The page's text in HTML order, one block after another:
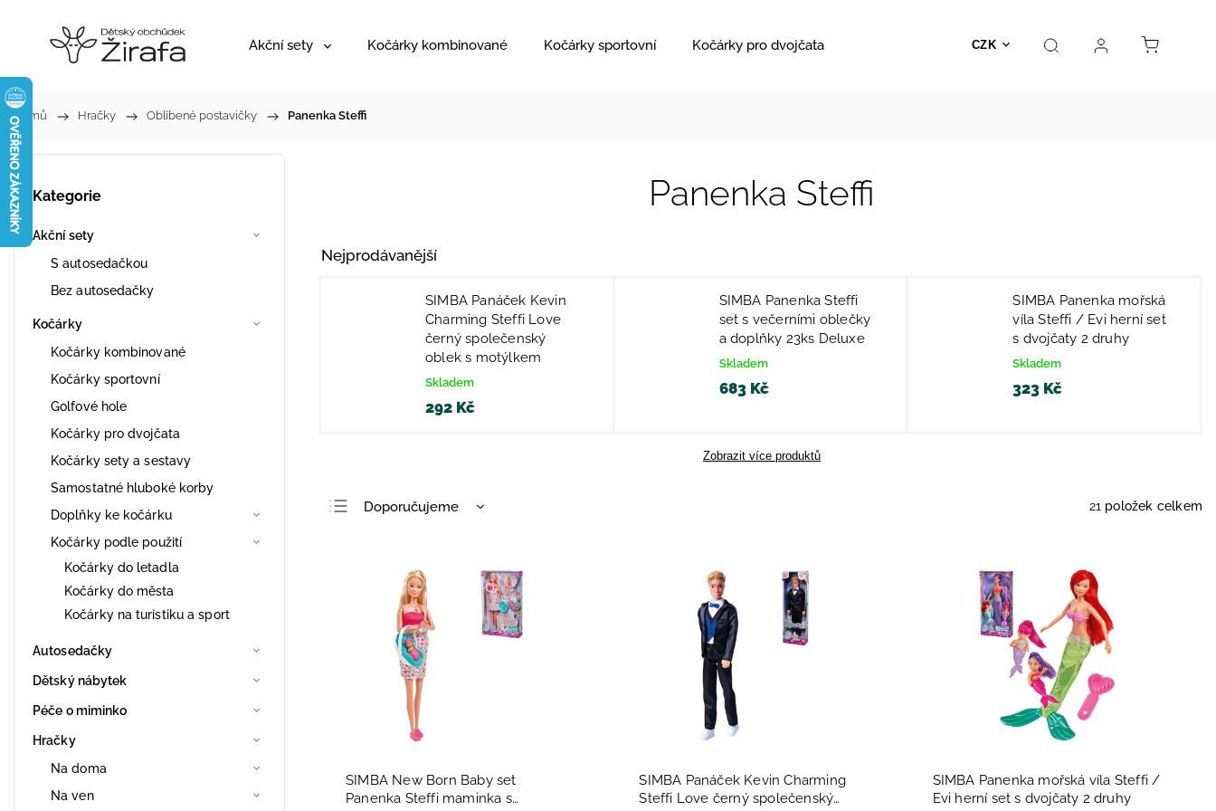
CZK
Akční sety Kočárky kombinované Kočárky sportovní Kočárky pro dvojčata Hračky Prodejna Kontakt
Domů / Hračky / Oblíbené postavičky / Panenka Steffi
Kategorie
Akční sety
S autosedačkou
Bez autosedačky
Kočárky
Kočárky kombinované
Kočárky sportovní
Golfové hole
Kočárky pro dvojčata
Kočárky sety a sestavy
Samostatné hluboké korby
Doplňky ke kočárku
Kočárky podle použití
Kočárky do letadla
Kočárky do města
Kočárky na turistiku a sport
Autosedačky
Dětský nábytek
Péče o miminko
Hračky
Na doma
Na ven
Panenka Steffi
Nejprodávanější
SIMBA Panáček Kevin
Charming Steffi Love
černý společenský
oblek s motýlkem
Skladem
292 Kč
SIMBA Panenka Steffi
set s večerními oblečky
a doplňky 23ks Deluxe
Skladem
683 Kč
SIMBA Panenka mořská
víla Steffi / Evi herní set
s dvojčaty 2 druhy
Skladem
323 Kč
Zobrazit více produktů
Doporučujeme
Nejprodávanější
Abecedně
21 položek celkem
SIMBA New Born Baby set
Panenka Steffi maminka s
SIMBA Panáček Kevin Charming
Steffi Love černý společenský
SIMBA Panenka mořská víla Steffi /
Evi herní set s dvojčaty 2 druhy